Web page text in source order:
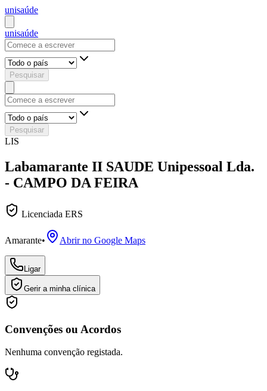
unisaúde
unisaúde
Pesquisar
Pesquisar
LIS
Labamarante II SAUDE Unipessoal Lda.
- CAMPO DA FEIRA
Licenciada ERS
Amarante• Abrir no Google Maps
Ligar
Gerir a minha clínica
Convenções ou Acordos
Nenhuma convenção registada.